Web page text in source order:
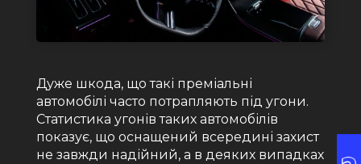
Дуже шкода, що такі преміальні
автомобілі часто потрапляють під угони.
Статистика угонів таких автомобілів
показує, що оснащений всередині захист
не завжди надійний, а в деяких випадках